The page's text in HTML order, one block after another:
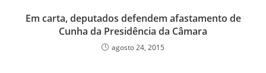
Em carta, deputados defendem afastamento de
Cunha da Presidência da Câmara
agosto 24, 2015